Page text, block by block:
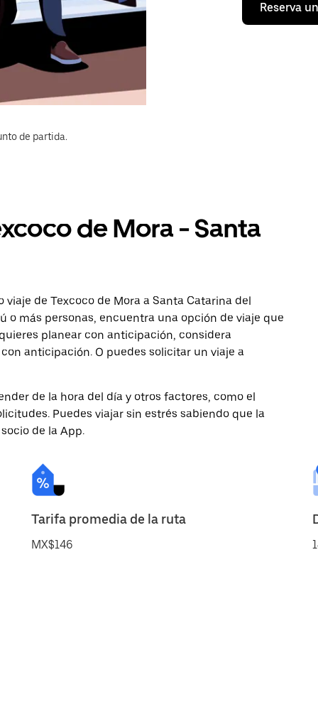
Reserva
de partida.
de Mora - Santa
de Texcoco de Mora a Santa Catarina del
o más personas, encuentra una opción de viaje que
planear con anticipación, considera
anticipación. O puedes solicitar un viaje a
de la hora del día y otros factores, como el
Puedes viajar sin estrés sabiendo que la
de la App.
Tarifa promedia de la ruta
MX$146